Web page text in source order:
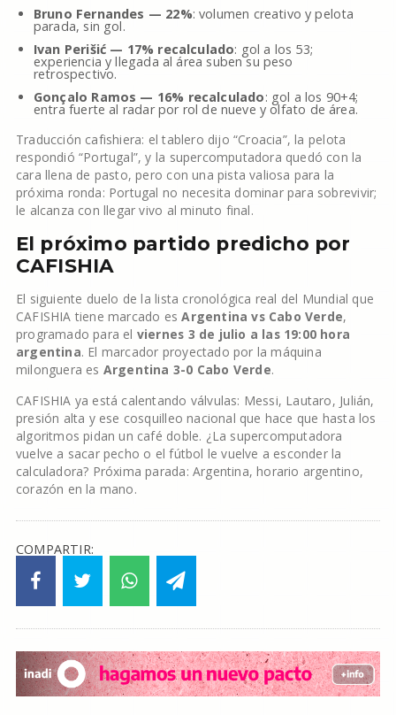
Bruno Fernandes — 22%: volumen creativo y pelota
parada, sin gol.
Ivan Perišić — 17% recalculado: gol a los 53;
experiencia y llegada al área suben su peso
retrospectivo.
Gonçalo Ramos — 16% recalculado: gol a los 90+4;
entra fuerte al radar por rol de nueve y olfato de área.
Traducción cafishiera: el tablero dijo “Croacia”, la pelota
respondió “Portugal”, y la supercomputadora quedó con la
cara llena de pasto, pero con una pista valiosa para la
próxima ronda: Portugal no necesita dominar para sobrevivir;
le alcanza con llegar vivo al minuto final.
El próximo partido predicho por
CAFISHIA
El siguiente duelo de la lista cronológica real del Mundial que
CAFISHIA tiene marcado esArgentina vs Cabo Verde,
programado para el viernes 3 de julio a las 19:00 hora
argentina. El marcador proyectado por la máquina
milonguera es Argentina 3-0 Cabo Verde.
CAFISHIA ya está calentando válvulas: Messi, Lautaro, Julián,
presión alta y ese cosquilleo nacional que hace que hasta los
algoritmos pidan un café doble. ¿La supercomputadora
vuelve a sacar pecho o el fútbol le vuelve a esconder la
calculadora? Próxima parada: Argentina, horario argentino,
corazón en la mano.
COMPARTIR: